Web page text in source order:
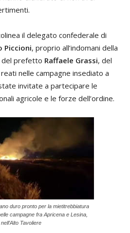
il delegato confederale di
Piccioni, proprio all’indomani della
del prefetto Raffaele Grassi, del
nelle campagne insediato a
invitate a partecipare le
agricole e le forze dell’ordine.
duro pronto per la mietitrebbiatura
campagne fra Apricena e Lesina,
nell’Alto Tavoliere